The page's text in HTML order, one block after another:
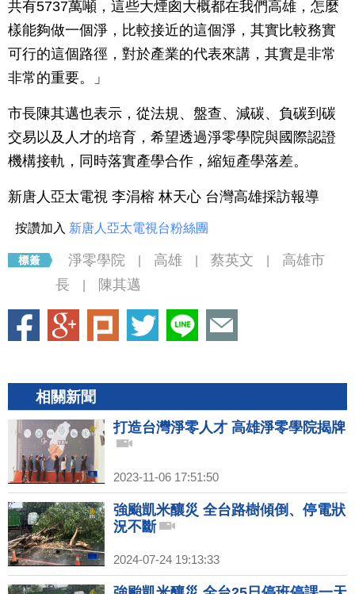
共有5737萬噸，這些大煙囪大概都在我們高雄，怎麼
樣能夠做一個淨，比較接近的這個淨，其實比較務實
可行的這個路徑，對於產業的代表來講，其實是非常
非常的重要。」
市長陳其邁也表示，從法規、盤查、減碳、負碳到碳
交易以及人才的培育，希望透過淨零學院與國際認證
機構接軌，同時落實產學合作，縮短產學落差。
新唐人亞太電視 李涓榕 林天心 台灣高雄採訪報導
按讚加入 新唐人亞太電視台粉絲團
淨零學院 高雄 蔡英文
高雄市
長
陳其邁
相關新聞
打造台灣淨零人才 高雄淨零學院揭牌
2023-11-06 17:51:50
強颱凱米釀災 全台路樹傾倒、停電狀
況不斷
2024-07-24 19:13:33